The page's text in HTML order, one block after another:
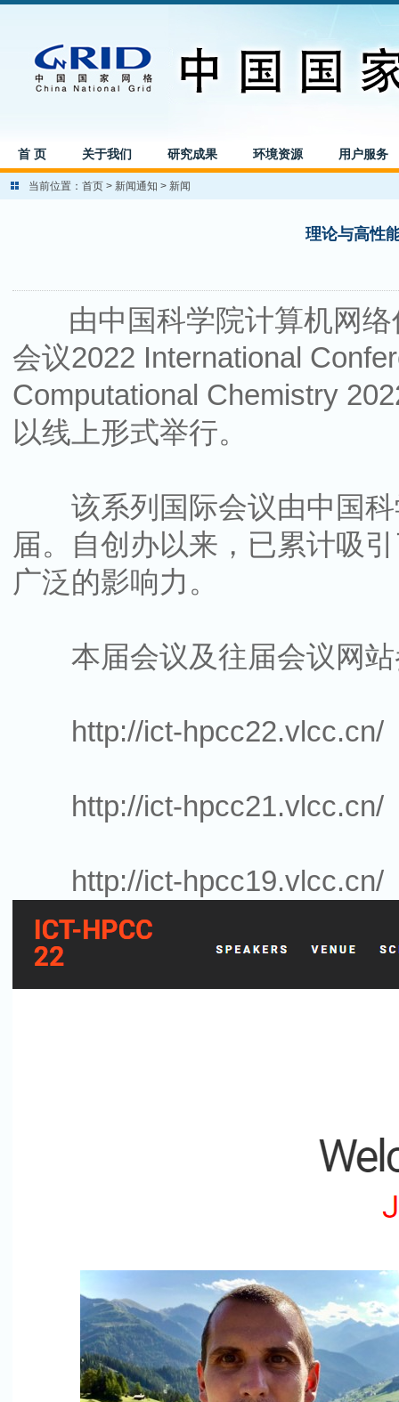
首 页 关于我们 研究成果 环境资源 用户服务
当前位置： 首页 > 新闻通知 > 新闻
理论与高性
由中国科学院计算机网
会议2022 International
Computational Chemistry
以线上形式举行。
该系列国际会议由中国科
届。自创办以来，已累计吸
广泛的影响力。
本届会议及往届会议网
http://ict-hpcc22.vlcc.cn/
http://ict-hpcc21.vlcc.cn/
http://ict-hpcc19.vlcc.cn/